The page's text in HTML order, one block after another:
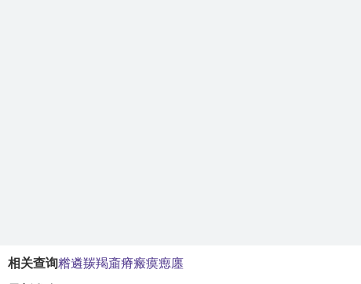
相关查询糌遴羰羯齑瘠瘢瘼瘛廛